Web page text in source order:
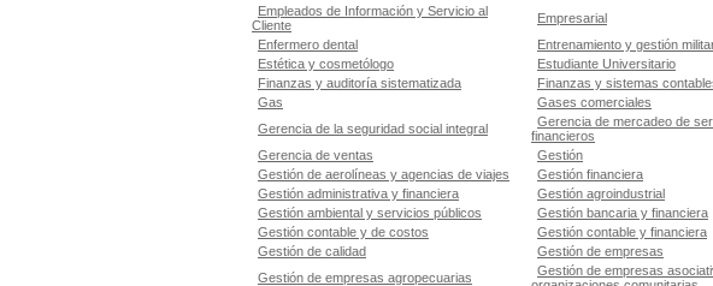
Empleados de Información y Servicio al
Cliente
Empresarial
Enfermero dental
Entrenamiento y gestión
Estética y cosmetólogo
Estudiante Universitario
Finanzas y auditoría sistematizada
Finanzas y sistemas
Gas
Gases comerciales
Gerencia de la seguridad social integral
Gerencia de mercadeo de
financieros
Gerencia de ventas
Gestión
Gestión de aerolíneas y agencias de viajes
Gestión financiera
Gestión administrativa y financiera
Gestión agroindustrial
Gestión ambiental y servicios públicos
Gestión bancaria y financiera
Gestión contable y de costos
Gestión contable y financiera
Gestión de calidad
Gestión de empresas
Gestión de empresas agropecuarias
Gestión de empresas